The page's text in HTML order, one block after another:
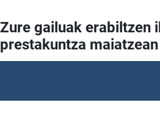
Zure gailuak erabiltzen
prestakuntza maiatzean